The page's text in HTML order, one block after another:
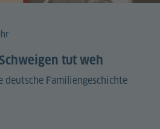
tut weh
deutsche Familiengeschichte